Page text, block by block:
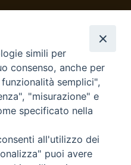
simili per
consenso, anche per
semplici",
"misurazione" e
specificato nella
all'utilizzo dei
puoi avere